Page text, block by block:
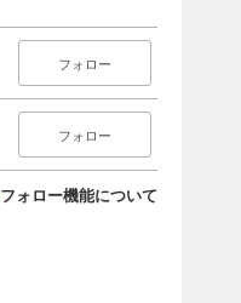
フォロー
フォロー
フォロー機能について